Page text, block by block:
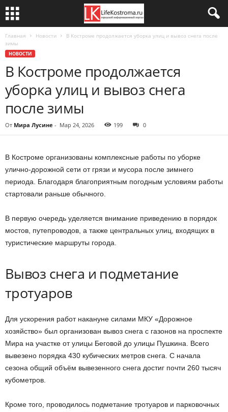
Главная Новости
В Костроме продолжается уборка улиц и вывоз снега после
зимы
НОВОСТИ
В Костроме продолжается
уборка улиц и вывоз снега
после зимы
От Мира Лусине - Мар 24, 2026 199 0
В Костроме организованы комплексные работы по уборке
улично-дорожной сети от грязи и мусора после зимнего
периода. Благодаря благоприятным погодным условиям работы
стартовали раньше обычного.
В первую очередь уделяется внимание приведению в порядок
мостов, путепроводов, а также центральных улиц, входящих в
туристические маршруты города.
Вывоз снега и подметание
тротуаров
Для ускорения работ накануне силами МКУ «Дорожное
хозяйство» был организован вывоз снега с газонов на проспекте
Мира на участке от улицы Беговой до улицы Пушкина. Всего
вывезено порядка 430 кубических метров снега. С начала
сезона общий объём вывезенного снега достиг почти 260 тысяч
кубометров.
Кроме того, проводилось подметание тротуаров и парковочных